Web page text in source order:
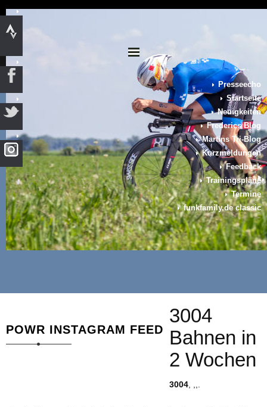
Presseecho
Startseite
Neuigkeiten
Frederics Blog
Martins Tri-Blog
Kurzmeldungen
Feedback
Trainingspläne
Termine
funkfamily.de classic
POWR INSTAGRAM FEED
3004
Bahnen in
2 Wochen
3004